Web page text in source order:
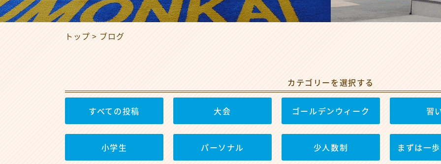
トップ ブログ
カテゴリーを選択する
すべての投稿 大会 ゴールデンウィーク 習
小学生 パーソナル 少人数制 まずは一